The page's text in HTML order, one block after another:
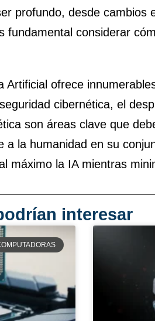
profundo, desde cambios
fundamental considerar
Artificial ofrece
cibernética, el
son áreas clave que
a la humanidad en su
máximo la IA mientras
interesar